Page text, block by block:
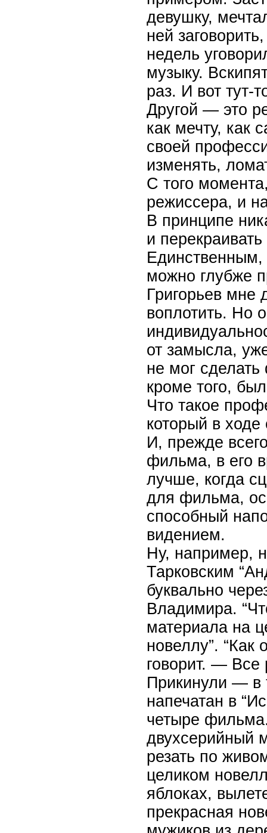
девушку,
ней
недель
музыку.
раз. И вот тут-
Другой — это
как мечту, как
своей
изменять,
С того
режиссера, и
В принципе
и
можно глубже
Григорьев мне
воплотить. Но
от замысла,
не мог
кроме того,
Что такое
который в ходе
И, прежде
фильма, в его
лучше, когда
для фильма,
способный
видением.
Ну, например,
Тарковским
буквально
Владимира.
материала на
новеллу”.
говорит. — Все
Прикинули — в
напечатан в
четыре
двухсерийный
резать по
целиком
яблоках,
прекрасная